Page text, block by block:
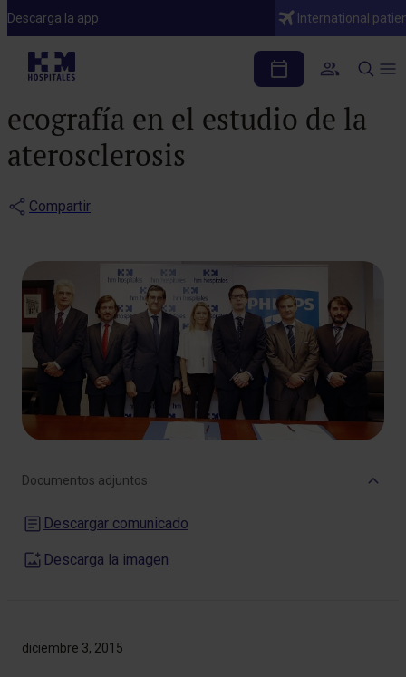
Descarga la app International
Notas de prensa
Philips y HM Hospitales
investigarán la utilidad de la
ecografía en el estudio de la
aterosclerosis
Compartir
diciembre 3, 2015
Documentos adjuntos
Descargar comunicado
Descarga la imagen